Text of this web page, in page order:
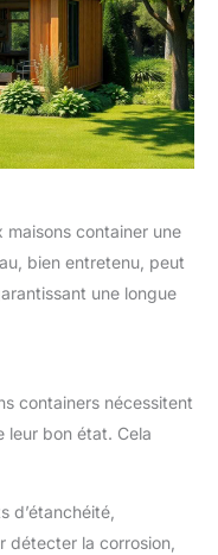
maisons container une
bien entretenu, peut
une longue
containers nécessitent
leur bon état. Cela
d’étanchéité,
détecter la corrosion,